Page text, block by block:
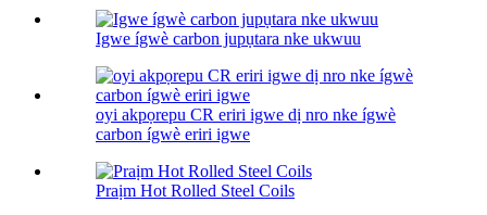
Igwe ígwè carbon jupụtara nke ukwuu
oyi akpọrepu CR eriri igwe dị nro nke ígwè
carbon ígwè eriri igwe
Praịm Hot Rolled Steel Coils